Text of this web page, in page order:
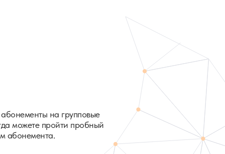
на групповые
можете пройти пробный
абонемента.